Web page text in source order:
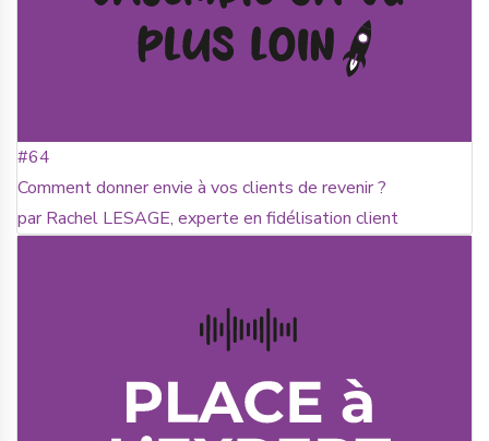
#64
Comment donner envie à vos clients de revenir ?
par Rachel LESAGE, experte en fidélisation client